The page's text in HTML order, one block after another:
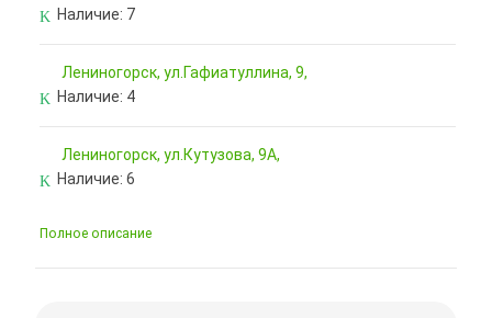
Наличие: 7
Лениногорск, ул.Гафиатуллина, 9,
Наличие: 4
Лениногорск, ул.Кутузова, 9А,
Наличие:6
Полное описание